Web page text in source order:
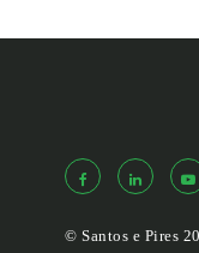
© Santos e Pires